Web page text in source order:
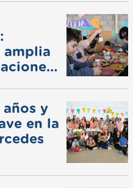
amplia
y
en la